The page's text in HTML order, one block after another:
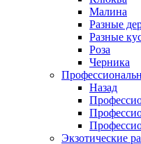
Малина
Разные
Разные
Роза
Черника
Назад
Экзотические